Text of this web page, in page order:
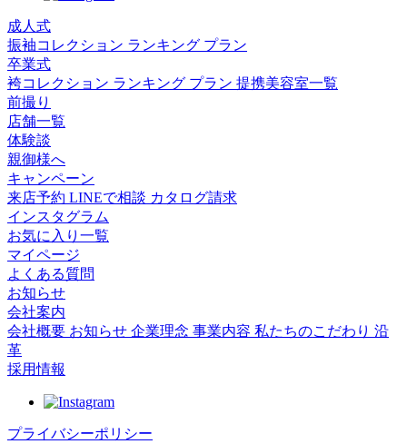
成人式
振袖コレクション ランキング プラン
卒業式
袴コレクション ランキング プラン 提携美容室一覧
前撮り
店舗一覧
体験談
親御様へ
キャンペーン
来店予約 LINEで相談 カタログ請求
インスタグラム
お気に入り一覧
マイページ
よくある質問
お知らせ
会社案内
会社概要 お知らせ 企業理念 事業内容 私たちのこだわり 沿
革
採用情報
プライバシーポリシー